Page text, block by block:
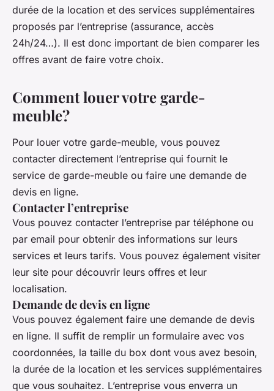
durée de la location et des services supplémentaires
proposés par l’entreprise (assurance, accès
24h/24…). Il est donc important de bien comparer les
offres avant de faire votre choix.
Comment louer votre garde-
meuble?
Pour louer votre garde-meuble, vous pouvez
contacter directement l’entreprise qui fournit le
service de garde-meuble ou faire une demande de
devis en ligne.
Contacter l’entreprise
Vous pouvez contacter l’entreprise par téléphone ou
par email pour obtenir des informations sur leurs
services et leurs tarifs. Vous pouvez également visiter
leur site pour découvrir leurs offres et leur
localisation.
Demande de devis en ligne
Vous pouvez également faire une demande de devis
en ligne. Il suffit de remplir un formulaire avec vos
coordonnées, la taille du box dont vous avez besoin,
la durée de la location et les services supplémentaires
que vous souhaitez. L’entreprise vous enverra un